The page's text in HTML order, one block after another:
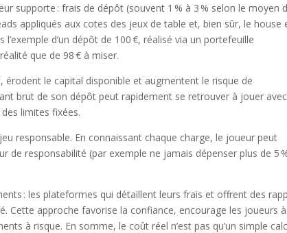
supporte : frais de dépôt (souvent 1 % à 3 % selon le moyen
appliqués aux cotes des jeux de table et, bien sûr, le house
d’un dépôt de 100 €, réalisé via un portefeuille
que de 98 € à miser.
érodent le capital disponible et augmentent le risque de
brut de son dépôt peut rapidement se retrouver à jouer
limites fixées.
responsable. En connaissant chaque charge, le joueur peut
de responsabilité (par exemple ne jamais dépenser plus de 5
: les plateformes qui détaillent leurs frais et offrent des
Cette approche favorise la confiance, encourage les joueurs à
à risque. En somme, le coût réel n’est pas qu’un simple